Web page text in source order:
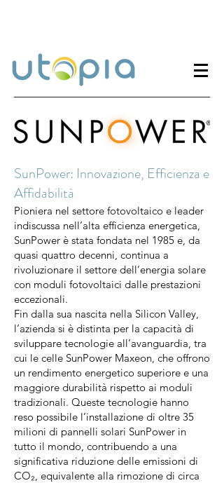
SunPower: Innovazione, Efficienza e
Affidabilità
Pioniera nel settore fotovoltaico e leader
indiscussa nell’alta efficienza energetica,
SunPower è stata fondata nel 1985 e, da
quasi quattro decenni, continua a
rivoluzionare il settore dell’energia solare
con moduli fotovoltaici dalle prestazioni
eccezionali.
Fin dalla sua nascita nella Silicon Valley,
l’azienda si è distinta per la capacità di
sviluppare tecnologie all’avanguardia, tra
cui le celle SunPower Maxeon, che offrono
un rendimento energetico superiore e una
maggiore durabilità rispetto ai moduli
tradizionali. Queste tecnologie hanno
reso possibile l’installazione di oltre 35
milioni di pannelli solari SunPower in
tutto il mondo, contribuendo a una
significativa riduzione delle emissioni di
CO₂, equivalente alla rimozione di circa